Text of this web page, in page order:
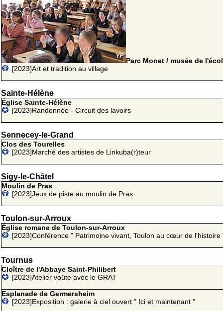
Parc Monet / musée de
[2023]Art et tradition au village
Sainte-Hélène
Église Sainte-Hélène
[2023]Randonnée - Circuit des lavoirs
Sennecey-le-Grand
Clos des Tourelles
[2023]Marché des artistes de Linkuba(r)teur
Sigy-le-Châtel
Moulin de Pras
[2023]Jeux de piste au moulin de Pras
Toulon-sur-Arroux
Église romane de Toulon-sur-Arroux
[2023]Conférence " Patrimoine vivant, Toulon au cœur de l'histoire
Tournus
Cloître de l'Abbaye Saint-Philibert
[2023]Atelier voûte avec le GRAT
Esplanade de Germersheim
[2023]Exposition : galerie à ciel ouvert " Ici et maintenant "